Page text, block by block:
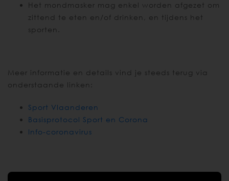
Het mondmasker mag enkel worden afgezet om
zittend te eten en/of drinken, en tijdens het
sporten.
Meer informatie en details vind je steeds terug via
onderstaande linken:
Sport Vlaanderen
Basisprotocol Sport en Corona
Info-coronavirus